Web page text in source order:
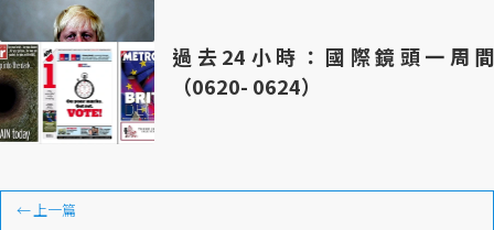
過去24小時：國際鏡頭一周間
（0620- 0624）
←上一篇